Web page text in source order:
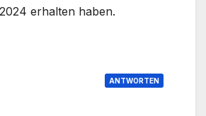
erhalten haben.
ANTWORTEN